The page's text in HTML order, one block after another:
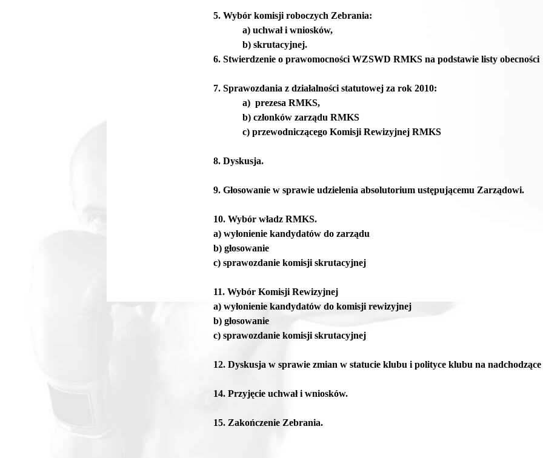
5. Wybór komisji roboczych Zebrania:
a) uchwał i wniosków,
b) skrutacyjnej.
6. Stwierdzenie o prawomocności WZSWD RMKS na podstawie listy obecności
7. Sprawozdania z działalności statutowej za rok 2010:
a) prezesa RMKS,
b) członków zarządu RMKS
c) przewodniczącego Komisji Rewizyjnej RMKS
8. Dyskusja.
9. Głosowanie w sprawie udzielenia absolutorium ustępującemu Zarządowi.
10. Wybór władz RMKS.
a) wyłonienie kandydatów do zarządu
b) głosowanie
c) sprawozdanie komisji skrutacyjnej
11. Wybór Komisji Rewizyjnej
a) wyłonienie kandydatów do komisji rewizyjnej
b) głosowanie
c) sprawozdanie komisji skrutacyjnej
12. Dyskusja w sprawie zmian w statucie klubu i polityce klubu na
14. Przyjęcie uchwał i wniosków.
15. Zakończenie Zebrania.